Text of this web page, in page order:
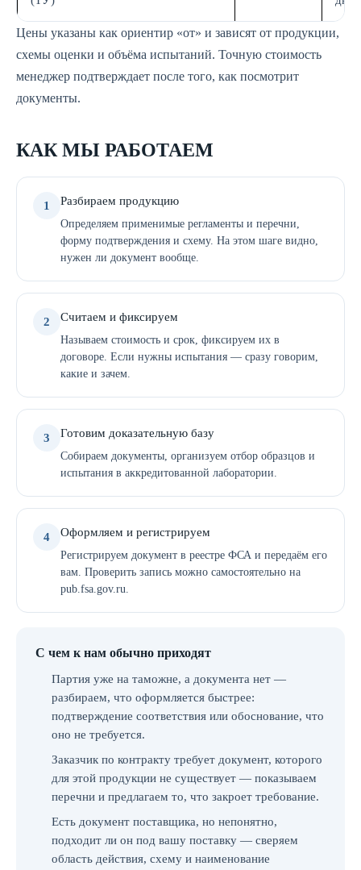
Цены указаны как ориентир «от» и зависят от продукции,
схемы оценки и объёма испытаний. Точную стоимость
менеджер подтверждает после того, как посмотрит
документы.
КАК МЫ РАБОТАЕМ
1 Разбираем продукцию
Определяем применимые регламенты и перечни,
форму подтверждения и схему. На этом шаге видно,
нужен ли документ вообще.
2 Считаем и фиксируем
Называем стоимость и срок, фиксируем их в
договоре. Если нужны испытания — сразу говорим,
какие и зачем.
3 Готовим доказательную базу
Собираем документы, организуем отбор образцов и
испытания в аккредитованной лаборатории.
4 Оформляем и регистрируем
Регистрируем документ в реестре ФСА и передаём его
вам. Проверить запись можно самостоятельно на
pub.fsa.gov.ru.
С чем к нам обычно приходят
Партия уже на таможне, а документа нет —
разбираем, что оформляется быстрее:
подтверждение соответствия или обоснование, что
оно не требуется.
Заказчик по контракту требует документ, которого
для этой продукции не существует — показываем
перечни и предлагаем то, что закроет требование.
Есть документ поставщика, но непонятно,
подходит ли он под вашу поставку — сверяем
область действия, схему и наименование